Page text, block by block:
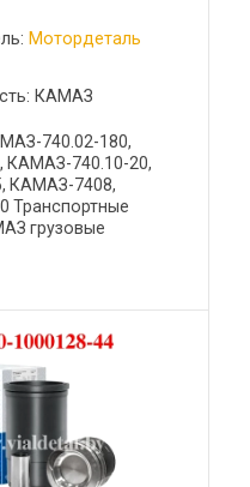
Мотордеталь
КАМАЗ
740.02-180,
КАМАЗ-740.10-20,
КАМАЗ-7408,
Транспортные
грузовые
Кольцо